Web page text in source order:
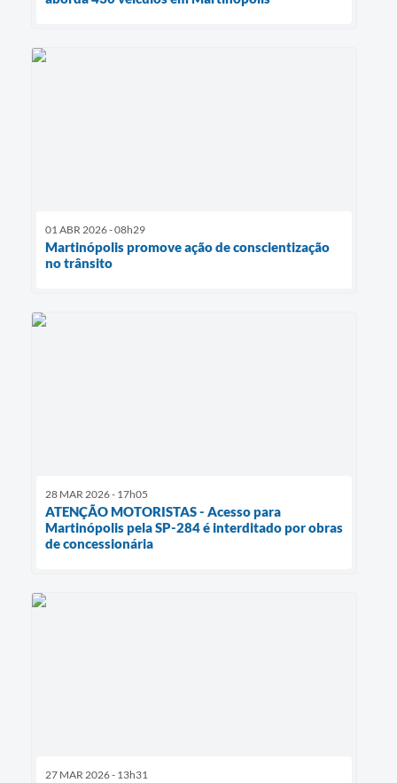
01 ABR 2026 - 08h29
Martinópolis promove ação de conscientização
no trânsito
28 MAR 2026 - 17h05
ATENÇÃO MOTORISTAS - Acesso para
Martinópolis pela SP-284 é interditado por obras
de concessionária
27 MAR 2026 - 13h31